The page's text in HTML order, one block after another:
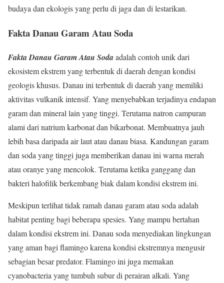
budaya dan ekologis yang perlu di jaga dan di lestarikan.
Fakta Danau Garam Atau Soda
Fakta Danau Garam Atau Sodaadalah contoh unik dari
ekosistem ekstrem yang terbentuk di daerah dengan kondisi
geologis khusus. Danau ini terbentuk di daerah yang memiliki
aktivitas vulkanik intensif. Yang menyebabkan terjadinya endapan
garam dan mineral lain yang tinggi. Terutama natron campuran
alami dari natrium karbonat dan bikarbonat. Membuatnya jauh
lebih basa daripada air laut atau danau biasa. Kandungan garam
dan soda yang tinggi juga memberikan danau ini warna merah
atau oranye yang mencolok. Terutama ketika ganggang dan
bakteri halofilik berkembang biak dalam kondisi ekstrem ini.
Meskipun terlihat tidak ramah danau garam atau soda adalah
habitat penting bagi beberapa spesies. Yang mampu bertahan
dalam kondisi ekstrem ini. Danau soda menyediakan lingkungan
yang aman bagi flamingo karena kondisi ekstremnya mengusir
sebagian besar predator. Flamingo ini juga memakan
cyanobacteria yang tumbuh subur di perairan alkali. Yang